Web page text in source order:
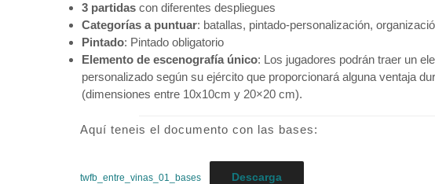
3 partidas con diferentes despliegues
Categorías a puntuar: batallas, pintado-personalización,
Pintado: Pintado obligatorio
Elemento de escenografía único: Los jugadores podrán traer un
personalizado según su ejército que proporcionará alguna ventaja
(dimensiones entre 10x10cm y 20×20 cm).
Aquí teneis el documento con las bases:
twfb_entre_vinas_01_bases Descarga